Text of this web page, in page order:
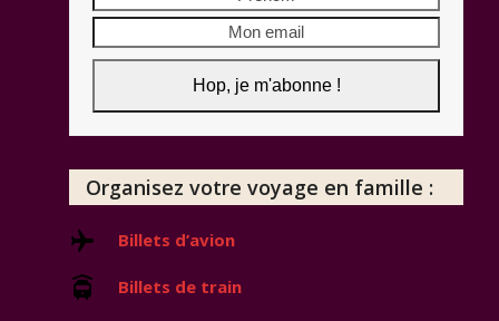
email
Hop, je m'abonne !
Organisez votre voyage en famille :
Billets d’avion
Billets de train